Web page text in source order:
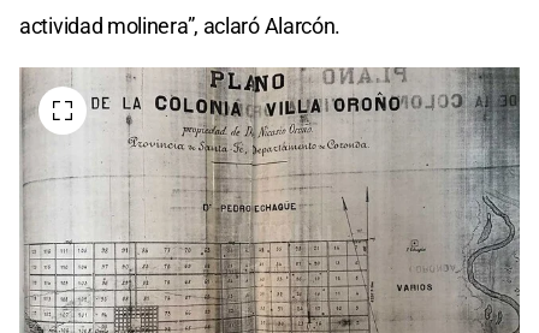
actividad molinera”, aclaró Alarcón.